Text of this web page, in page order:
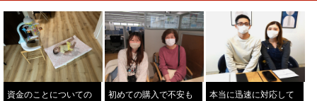
資金のことについての
初めての購入で不安も
本当に迅速に対応して